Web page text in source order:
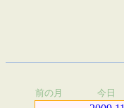
前の月 今日